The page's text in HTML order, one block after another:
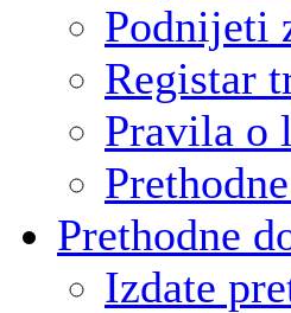
Podnijeti
Registar
Pravila o
Prethodne
Izdate